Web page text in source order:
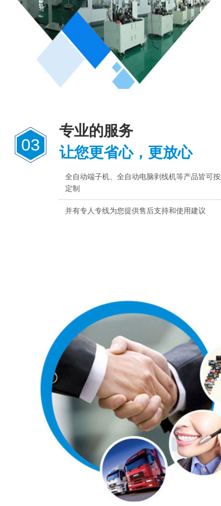
03
专业的服务
让您更省心，更放心
全自动端子机、全自动电脑剥线机等产品皆可
定制
并有专人专线为您提供售后支持和使用建议